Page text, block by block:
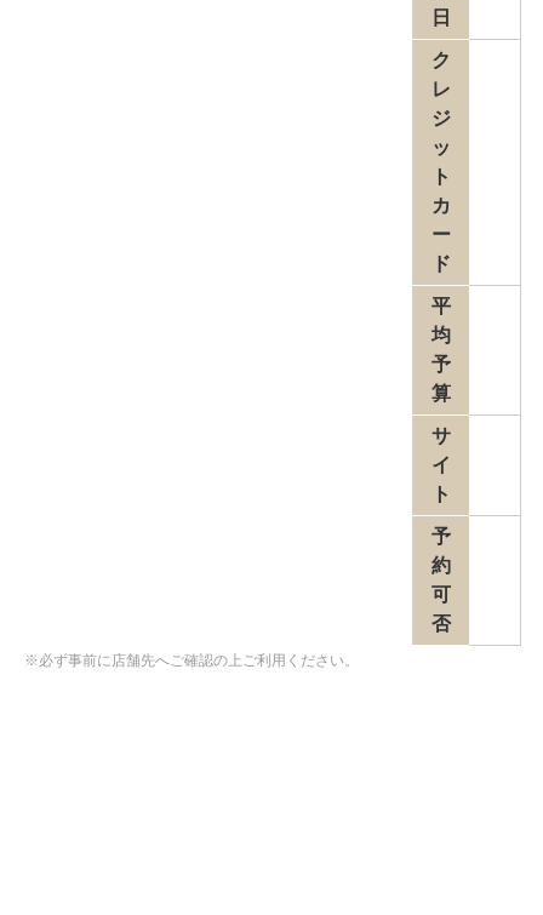
日
ク
レ
ジ
ッ
ト
カ
ー
ド
平
均
予
算
サ
イ
ト
予
約
可
否
※必ず事前に店舗先へご確認の上ご利用ください。